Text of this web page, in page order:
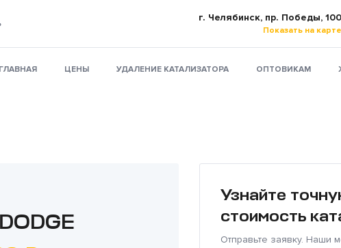
г. Челябинск, пр. Победы, 100
Показать на карте
ГЛАВНАЯ ЦЕНЫ УДАЛЕНИЕ КАТАЛИЗАТОРА ОПТОВИКАМ
Узнайте
стоимость
Отправьте заявку. Наши